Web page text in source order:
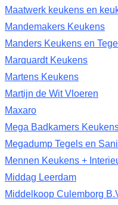
Maatwerk keukens en
Mandemakers Keukens
Manders Keukens en
Marquardt Keukens
Martens Keukens
Martijn de Wit Vloeren
Maxaro
Mega Badkamers
Megadump Tegels en
Mennen Keukens +
Middag Leerdam
Middelkoop Culemborg